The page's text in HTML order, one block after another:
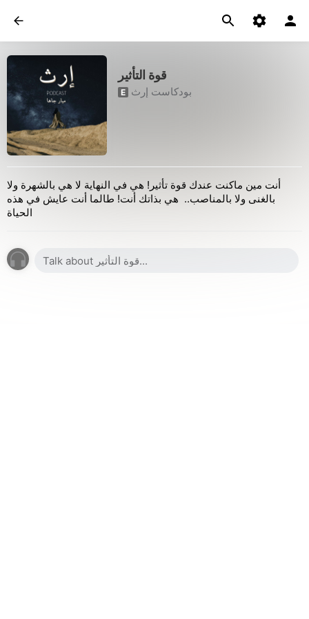
قوة التأثير
E بودكاست إرث
أنت مين ماكنت عندك قوة تأثير! هي في النهاية لا هي بالشهرة ولا
بالغنى ولا بالمناصب.. هي بذاتك أنت! طالما أنت عايش في هذه
الحياة